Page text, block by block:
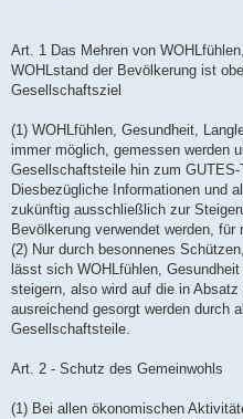
Art. 1 Das Mehren von
WOHLstand der Bevölkerung ist
Gesellschaftsziel
(1) WOHLfühlen, Gesundheit,
immer möglich, gemessen werden
Gesellschaftsteile hin zum
Diesbezügliche Informationen und
zukünftig ausschließlich zur
Bevölkerung verwendet werden, für
(2) Nur durch besonnenes
lässt sich WOHLfühlen,
steigern, also wird auf die in
ausreichend gesorgt werden durch
Gesellschaftsteile.
Art. 2 - Schutz des Gemeinwohls
(1) Bei allen ökonomischen